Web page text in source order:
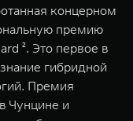
WEY 05
Эстетика
от 5 699
концерном
премию
². Это первое в
гибридной
Премия
Чунцине и